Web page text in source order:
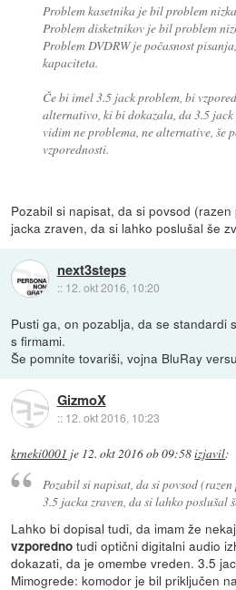
Problem kasetnika je bil problem
Problem disketnikov je bil problem
Problem DVDRW je počasnost
kapaciteta.
Če bi imel 3.5 jack problem, bi
alternativo, ki bi dokazala, da 3.5 jack
vidim ne problema, ne alternative, še
vzporednosti.
Pozabil si napisat, da si povsod
jacka zraven, da si lahko poslušal še
next3steps
:: 12. okt 2016, 10:20
Pusti ga, on pozablja, da se standardi
s firmami.
Še pomnite tovariši, vojna BluRay
GizmoX
:: 12. okt 2016, 10:23
krneki0001 je 12. okt 2016 ob 09:58izjavil:
Pozabil si napisat, da si povsod
3.5 jacka zraven, da si lahko poslušal
Lahko bi dopisal tudi, da imam že
vzporedno tudi optični digitalni audio
dokazati, da je omembe vreden. 3.5
Mimogrede: komodor je bil priključen